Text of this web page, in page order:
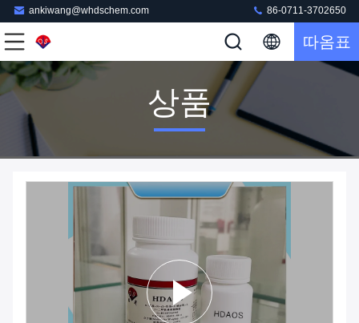
ankiwang@whdschem.com 86-0711-3702650
따옴표
상품